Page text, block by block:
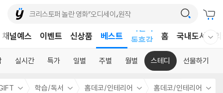
채널예스 이벤트 신상품 베스트
독후감
홈 국내도서
실시간 특가 일별 주별 월별 스테디 선물하기
학습/독서 홈데코/인테리어 홈데코/인테리어